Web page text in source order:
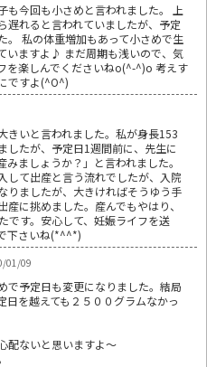
も今回も小さめと言われました。 上
遅れると言われていましたが、予定
。 私の体重増加もあって小さめで生
いますよ♪ まだ周期も浅いので、気
を楽しんでくださいねo(^-^)o 考えす
ですよ(^O^)
きいと言われました。私が身長153
したが、予定日1週間前に、先生に
みましょうか？」と言われました。
して出産と言う流れでしたが、入院
りましたが、大きければそうゆう手
に挑めました。産んでもやはり、
です。安心して、妊娠ライフを送
下さいね(*^^*)
01/09
で予定日も変更になりました。結局
日を越えても２５００グラムなかっ
配ないと思いますよ～